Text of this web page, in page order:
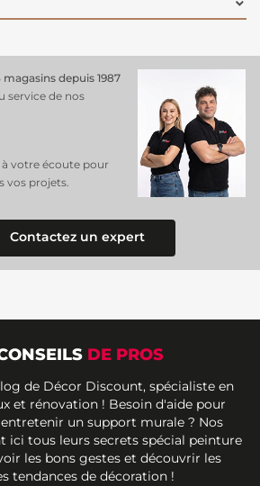
magasins depuis 1987
service de nos
votre écoute pour
vos projets.
Contactez un expert
DE PROS
de Décor Discount, spécialiste en
et rénovation ! Besoin d'aide pour
un support murale ? Nos
ici tous leurs secrets spécial peinture
les bons gestes et découvrir les
tendances de décoration !